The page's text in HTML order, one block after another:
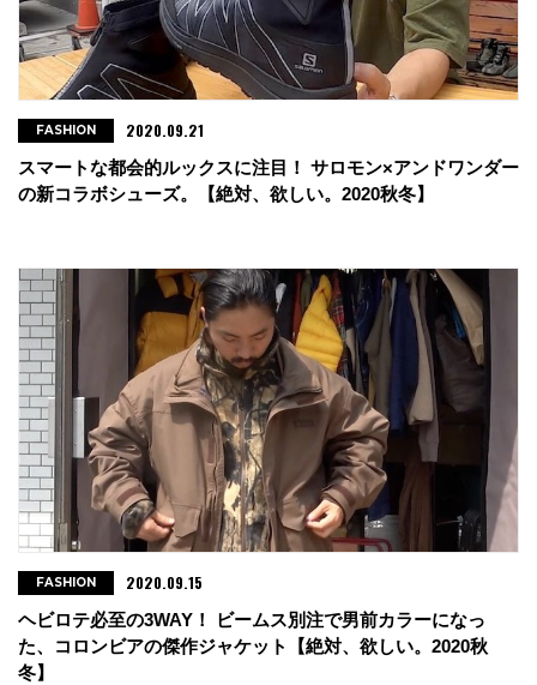
スマートな都会的ルックスに注目！ サロモン×アンドワンダー
の新コラボシューズ。【絶対、欲しい。2020秋冬】
FASHION 2020.09.21
ヘビロテ必至の3WAY！ ビームス別注で男前カラーになっ
た、コロンビアの傑作ジャケット【絶対、欲しい。2020秋
冬】
FASHION 2020.09.15